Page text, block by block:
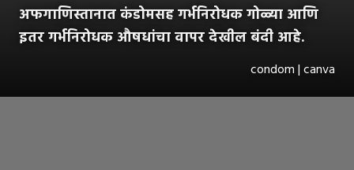
अफगाणिस्तानात कंडोमसह गर्भनिरोधक गोळ्या आणि
इतर गर्भनिरोधक औषधांचा वापर देखील बंदी आहे.
condom | canva